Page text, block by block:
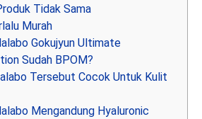
Tidak Sama
Murah
Gokujyun Ultimate
Sudah BPOM?
Tersebut Cocok Untuk Kulit
Mengandung Hyaluronic